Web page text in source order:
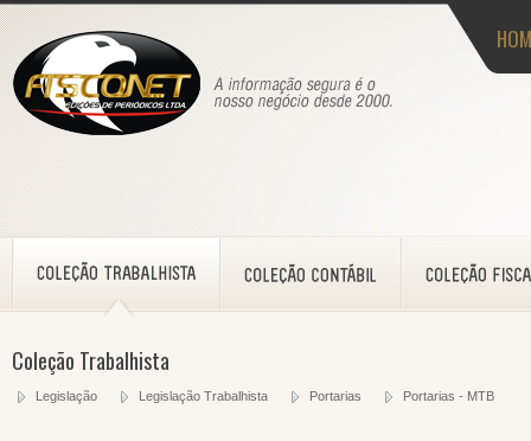
Coleção Trabalhista
Legislação Legislação Trabalhista Portarias Portarias - MTB